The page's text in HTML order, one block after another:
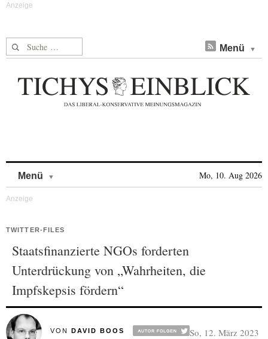
Suche nach: Menü
Menü Mo, 10. Aug 2026
TWITTER-FILES
Staatsfinanzierte NGOs forderten
Unterdrückung von „Wahrheiten, die
Impfskepsis fördern“
VON DAVID BOOS So, 12. März 2023